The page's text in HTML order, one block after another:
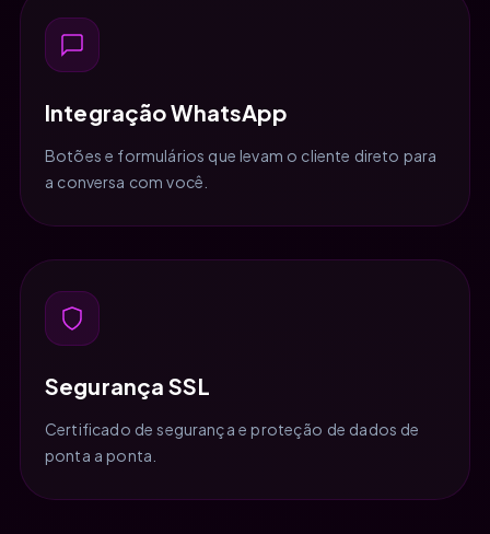
Integração WhatsApp
Botões e formulários que levam o cliente direto para
a conversa com você.
Segurança SSL
Certificado de segurança e proteção de dados de
ponta a ponta.